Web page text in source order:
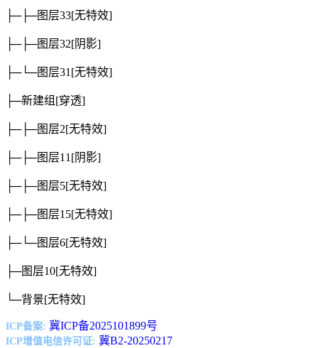
├─├─图层33[无特效]
├─├─图层32[阴影]
├─└─图层31 [无特效]
├─新建组 [穿透]
├─├─图层2[无特效]
├─├─图层11 [阴影]
├─├─图层5[无特效]
├─├─图层15[无特效]
├─└─图层6[无特效]
├─图层10[无特效]
└─背景[无特效]
ICP备案: 冀ICP备2025101899号
ICP增值电信许可证: 冀B2-20250217